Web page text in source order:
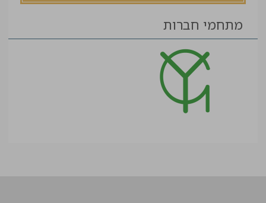
מתחמי חברות